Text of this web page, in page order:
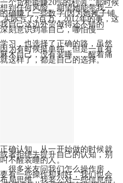
个货柜能赚20%的利润，那时候
到任何风险。期望她能带我一
确赚了一些数字(因为她摊子铺
际亏了2百万，2017年的事，这
自己这边外贸做得还不错的
刻意识到靠自己，哪怕慢一
习，也选择了正确的路，虽然
为有时候挺单纯，但是一直有
麻木自己，没有装睡……醒着痛
这样了，都是自己的选择。
确认知。从一开始做的时候就
者拒绝去提升自己的认知，别
不醒装睡的人。
很多米友问我们怎么操作房
有一些操作和利好，我们也会
局思维，我老公对一些信息特